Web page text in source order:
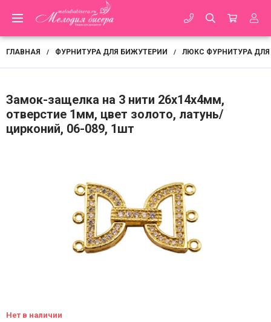
ГЛАВНАЯ / ФУРНИТУРА ДЛЯ БИЖУТЕРИИ / ЛЮКС ФУРНИТУРА
Замок-защелка на 3 нити 26х14х4мм,
отверстие 1мм, цвет золото, латунь/
цирконий, 06-089, 1шт
Нет в наличии